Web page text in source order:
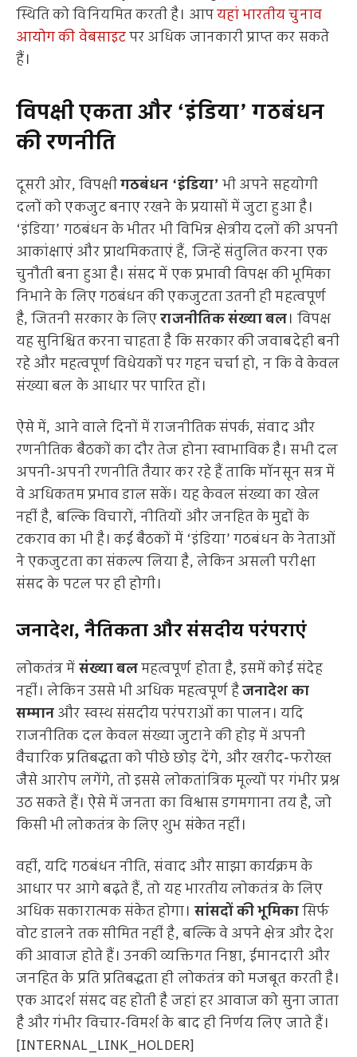
स्थिति को विनियमित करती है। आपयहां भारतीय चुनाव
आयोग की वेबसाइटपर अधिक जानकारी प्राप्त कर सकते
हैं।
विपक्षी एकता और ‘इंडिया’ गठबंधन
की रणनीति
दूसरी ओर, विपक्षीगठबंधन ‘इंडिया’भी अपने सहयोगी
दलों को एकजुट बनाए रखने के प्रयासों में जुटा हुआ है।
‘इंडिया’ गठबंधन के भीतर भी विभिन्न क्षेत्रीय दलों की अपनी
आकांक्षाएं और प्राथमिकताएं हैं, जिन्हें संतुलित करना एक
चुनौती बना हुआ है। संसद में एक प्रभावी विपक्ष की भूमिका
निभाने के लिए गठबंधन की एकजुटता उतनी ही महत्वपूर्ण
है, जितनी सरकार के लिएराजनीतिक संख्या बल। विपक्ष
यह सुनिश्चित करना चाहता है कि सरकार की जवाबदेही बनी
रहे और महत्वपूर्ण विधेयकों पर गहन चर्चा हो, न कि वे केवल
संख्या बल के आधार पर पारित हों।
ऐसे में, आने वाले दिनों में राजनीतिक संपर्क, संवाद और
रणनीतिक बैठकों का दौर तेज होना स्वाभाविक है। सभी दल
अपनी-अपनी रणनीति तैयार कर रहे हैं ताकि मॉनसून सत्र में
वे अधिकतम प्रभाव डाल सकें। यह केवल संख्या का खेल
नहीं है, बल्कि विचारों, नीतियों और जनहित के मुद्दों के
टकराव का भी है। कई बैठकों में ‘इंडिया’ गठबंधन के नेताओं
ने एकजुटता का संकल्प लिया है, लेकिन असली परीक्षा
संसद के पटल पर ही होगी।
जनादेश, नैतिकता और संसदीय परंपराएं
लोकतंत्र मेंसंख्या बलमहत्वपूर्ण होता है, इसमें कोई संदेह
नहीं। लेकिन उससे भी अधिक महत्वपूर्ण हैजनादेश का
सम्मानऔर स्वस्थ संसदीय परंपराओं का पालन। यदि
राजनीतिक दल केवल संख्या जुटाने की होड़ में अपनी
वैचारिक प्रतिबद्धता को पीछे छोड़ देंगे, और खरीद-फरोख्त
जैसे आरोप लगेंगे, तो इससे लोकतांत्रिक मूल्यों पर गंभीर प्रश्न
उठ सकते हैं। ऐसे में जनता का विश्वास डगमगाना तय है, जो
किसी भी लोकतंत्र के लिए शुभ संकेत नहीं।
वहीं, यदि गठबंधन नीति, संवाद और साझा कार्यक्रम के
आधार पर आगे बढ़ते हैं, तो यह भारतीय लोकतंत्र के लिए
अधिक सकारात्मक संकेत होगा। सांसदों की भूमिकासिर्फ
वोट डालने तक सीमित नहीं है, बल्कि वे अपने क्षेत्र और देश
की आवाज होते हैं। उनकी व्यक्तिगत निष्ठा, ईमानदारी और
जनहित के प्रति प्रतिबद्धता ही लोकतंत्र को मजबूत करती है।
एक आदर्श संसद वह होती है जहां हर आवाज को सुना जाता
है और गंभीर विचार-विमर्श के बाद ही निर्णय लिए जाते हैं।
[INTERNAL_LINK_HOLDER]